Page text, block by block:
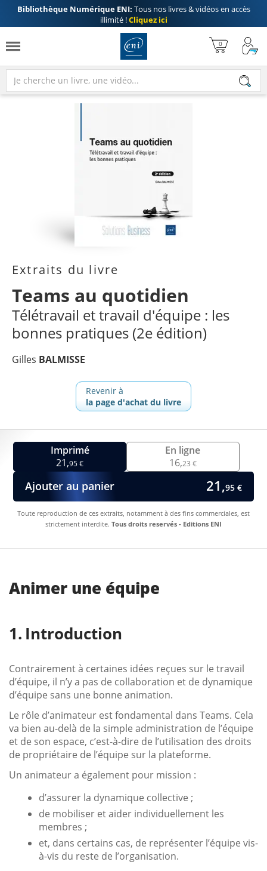
Bibliothèque Numérique ENI: Tous nos livres & vidéos en accès
illimité !Cliquez ici
Extraits du livre
Teams au quotidien
Télétravail et travail d'équipe : les
bonnes pratiques (2e édition)
Gilles BALMISSE
Revenir à
la page d'achat du livre
Imprimé
21,95 €
En ligne
16,23 €
Ajouter au panier 21,95 €
Toute reproduction de ces extraits, notamment à des fins commerciales, est
strictement interdite. Tous droits reservés - Editions ENI
Animer une équipe
Introduction
Contrairement à certaines idées reçues sur le travail
d’équipe, il n’y a pas de collaboration et de dynamique
d’équipe sans une bonne animation.
Le rôle d’animateur est fondamental dans Teams. Cela
va bien au-delà de la simple administration de l’équipe
et de son espace, c’est-à-dire de l’utilisation des droits
de propriétaire de l’équipe sur la plateforme.
Un animateur a également pour mission :
d’assurer la dynamique collective ;
de mobiliser et aider individuellement les
membres ;
et, dans certains cas, de représenter l’équipe vis-
à-vis du reste de l’organisation.